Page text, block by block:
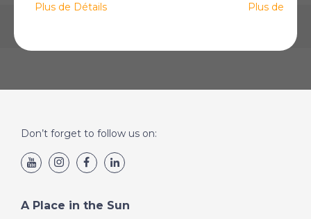
Plus de Détails Plus de
Don’t forget to follow us on:
A Place in the Sun